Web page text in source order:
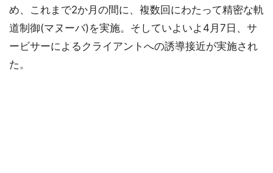
め、これまで2か月の間に、複数回にわたって精密な軌
道制御(マヌーバ)を実施。そしていよいよ4月7日、サ
ービサーによるクライアントへの誘導接近が実施され
た。